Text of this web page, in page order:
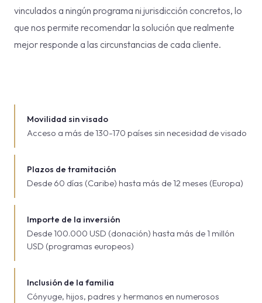
vinculados a ningún programa ni jurisdicción concretos, lo
que nos permite recomendar la solución que realmente
mejor responde a las circunstancias de cada cliente.
Movilidad sin visado
Acceso a más de 130-170 países sin necesidad de visado
Plazos de tramitación
Desde 60 días (Caribe) hasta más de 12 meses (Europa)
Importe de la inversión
Desde 100.000 USD (donación) hasta más de 1 millón
USD (programas europeos)
Inclusión de la familia
Cónyuge, hijos, padres y hermanos en numerosos